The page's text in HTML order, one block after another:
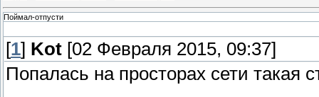
Поймал-отпусти
[1] Kot [02 Февраля 2015, 09:37]
Попалась на просторах сети такая